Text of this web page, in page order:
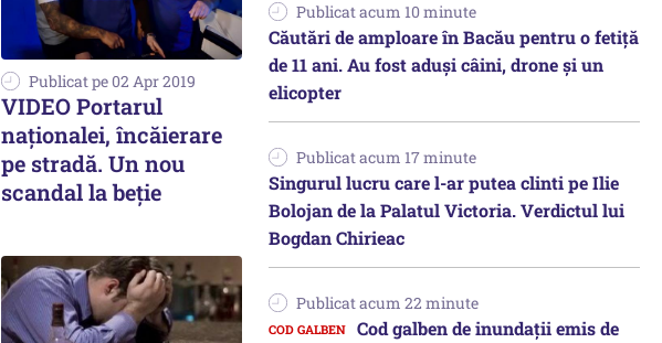
Publicat pe 02 Apr 2019
VIDEO Portarul
naţionalei, încăierare
pe stradă. Un nou
scandal la beție
Publicat acum 10 minute
Căutări de amploare în Bacău pentru o fetiță
de 11 ani. Au fost aduși câini, drone și un
elicopter
Publicat acum 17 minute
Singurul lucru care l-ar putea clinti pe Ilie
Bolojan de la Palatul Victoria. Verdictul lui
Bogdan Chirieac
Publicat acum 22 minute
Cod galben de inundații emis de